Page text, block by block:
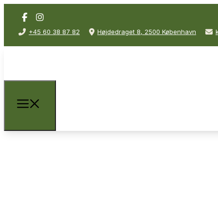
+45 60 38 87 82 Højdedraget 8, 2500 København